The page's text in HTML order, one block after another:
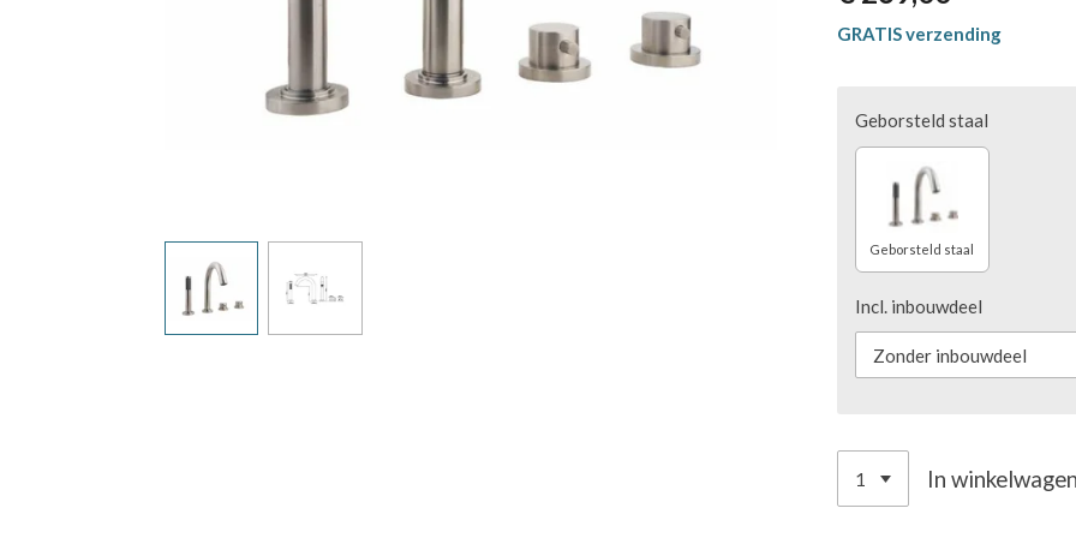
GRATIS verzending
Geborsteld staal
Geborsteld staal
Incl. inbouwdeel
In